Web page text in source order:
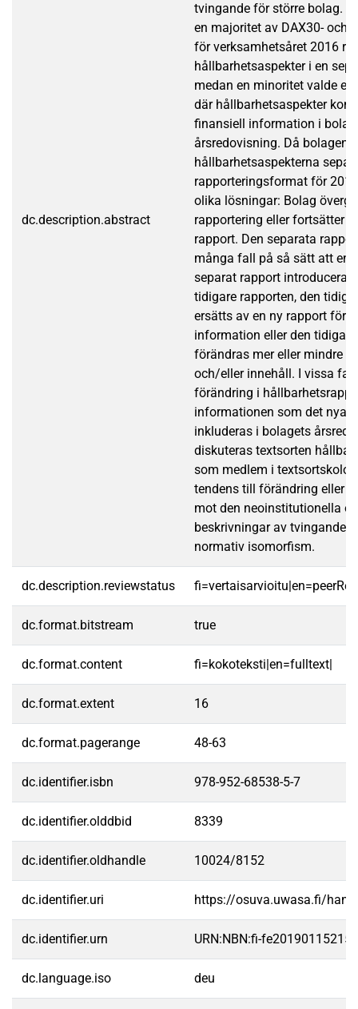
dc.description.abstract
tvingande för större bolag.
en majoritet av DAX30- och
för verksamhetsåret 2016
hållbarhetsaspekter i en
medan en minoritet valde
där hållbarhetsaspekter
finansiell information i
årsredovisning. Då bolagen
hållbarhetsaspekterna
rapporteringsformat för
olika lösningar: Bolag
rapportering eller fortsätter
rapport. Den separata
många fall på så sätt att en
separat rapport
tidigare rapporten, den
ersätts av en ny rapport för
information eller den
förändras mer eller mindre i
och/eller innehåll. I vissa fall
förändring i
informationen som det nya
inkluderas i bolagets
diskuteras textsorten
som medlem i
tendens till förändring eller
mot den neoinstitutionella
beskrivningar av tvingande,
normativ isomorfism.
dc.description.reviewstatus
dc.format.bitstream true
dc.format.content fi=kokoteksti|en=fulltext|
dc.format.extent 16
dc.format.pagerange 48-63
dc.identifier.isbn 978-952-68538-5-7
dc.identifier.olddbid 8339
dc.identifier.oldhandle 10024/8152
dc.identifier.uri https://osuva.uwasa.fi/
dc.identifier.urn URN:NBN:fi-fe201901152153
dc.language.iso deu